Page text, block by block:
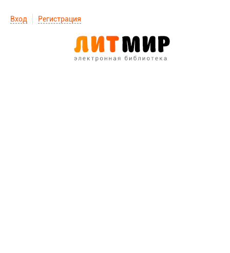
Вход Регистрация